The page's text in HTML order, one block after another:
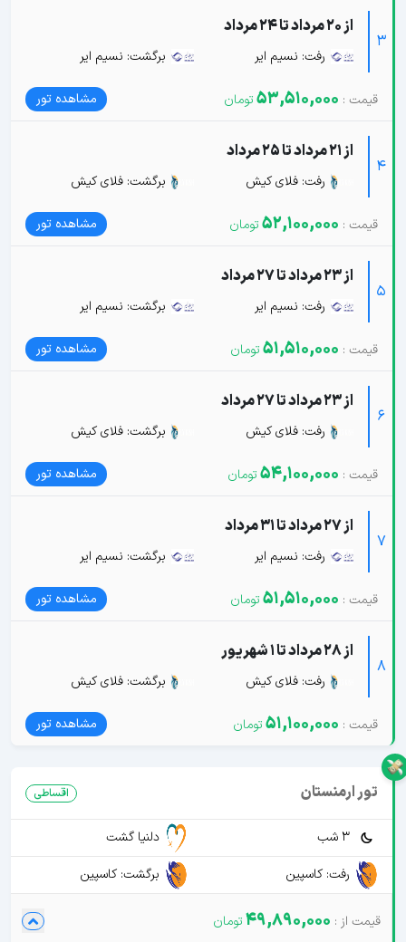
3
از 20 مرداد تا 24 مرداد
رفت: نسیم ایر برگشت: نسیم ایر
53,510,000 مشاهده تور
4
از 21 مرداد تا 25 مرداد
رفت: فلای کیش برگشت: فلای کیش
52,100,000 مشاهده تور
5
از 23 مرداد تا 27 مرداد
رفت: نسیم ایر برگشت: نسیم ایر
51,510,000 مشاهده تور
6
از 23 مرداد تا 27 مرداد
رفت: فلای کیش برگشت: فلای کیش
54,100,000 مشاهده تور
7
از 27 مرداد تا 31 مرداد
رفت: نسیم ایر برگشت: نسیم ایر
51,510,000 مشاهده تور
8
از 28 مرداد تا 1 شهریور
رفت: فلای کیش برگشت: فلای کیش
51,100,000 مشاهده تور
تور ارمنستان اقساطی
3 شب
دلنیا گشت
رفت: کاسپین
برگشت: کاسپین
49,890,000